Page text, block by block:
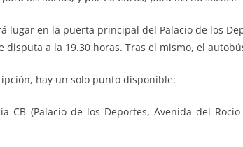
lugar en la puerta principal del Palacio de los
disputa a la 19.30 horas. Tras el mismo, el
hay un solo punto disponible:
CB (Palacio de los Deportes, Avenida del